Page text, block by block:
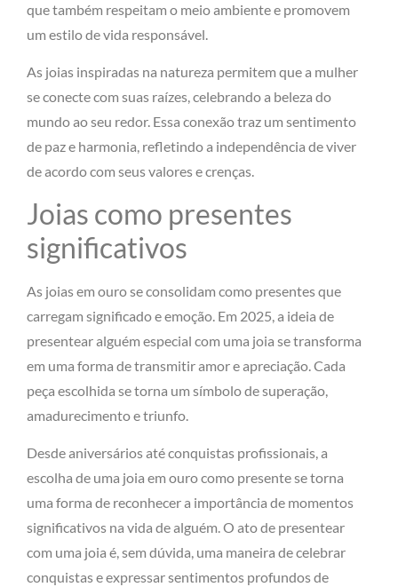
que também respeitam o meio ambiente e promovem
um estilo de vida responsável.
As joias inspiradas na natureza permitem que a mulher
se conecte com suas raízes, celebrando a beleza do
mundo ao seu redor. Essa conexão traz um sentimento
de paz e harmonia, refletindo a independência de viver
de acordo com seus valores e crenças.
Joias como presentes
significativos
As joias em ouro se consolidam como presentes que
carregam significado e emoção. Em 2025, a ideia de
presentear alguém especial com uma joia se transforma
em uma forma de transmitir amor e apreciação. Cada
peça escolhida se torna um símbolo de superação,
amadurecimento e triunfo.
Desde aniversários até conquistas profissionais, a
escolha de uma joia em ouro como presente se torna
uma forma de reconhecer a importância de momentos
significativos na vida de alguém. O ato de presentear
com uma joia é, sem dúvida, uma maneira de celebrar
conquistas e expressar sentimentos profundos de